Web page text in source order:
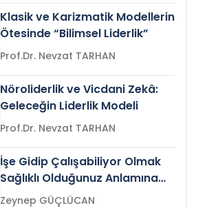
Klasik ve Karizmatik Modellerin
Ötesinde “Bilimsel Liderlik”
Prof.Dr. Nevzat TARHAN
Nöroliderlik ve Vicdani Zekâ:
Geleceğin Liderlik Modeli
Prof.Dr. Nevzat TARHAN
İşe Gidip Çalışabiliyor Olmak
Sağlıklı Olduğunuz Anlamına
Gelir mi?Zeynep GÜÇLÜCAN